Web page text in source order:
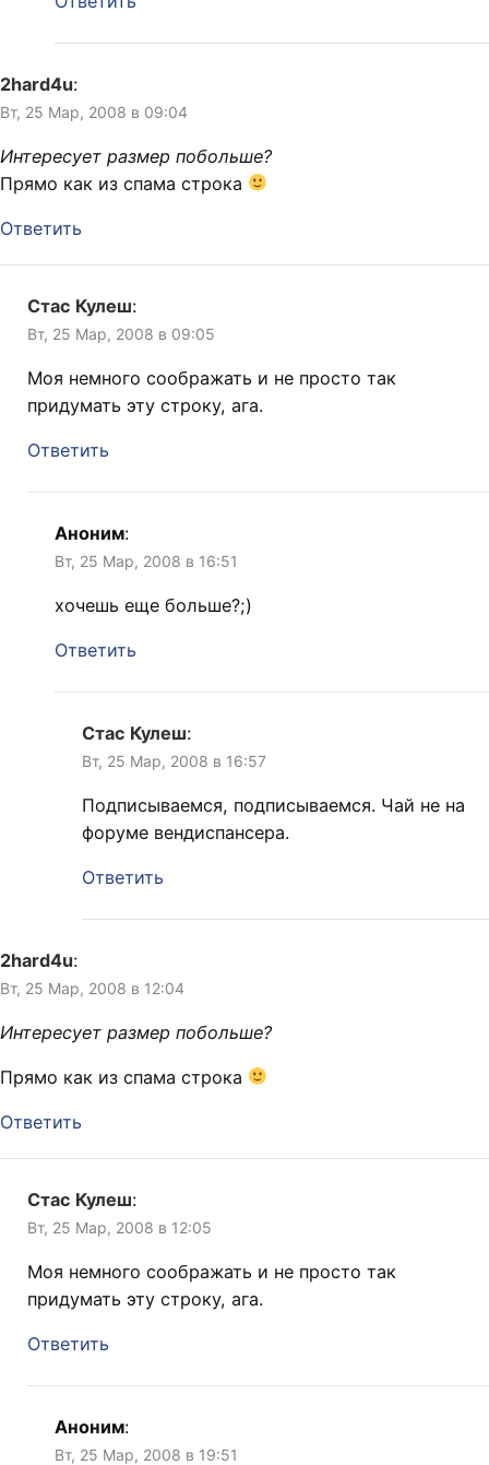
2hard4u:
Вт, 25 Мар, 2008 в 09:04
Интересует размер побольше?
Прямо как из спама строка
Ответить
Стас Кулеш:
Вт, 25 Мар, 2008 в 09:05
Моя немного соображать и не просто так
придумать эту строку, ага.
Ответить
Аноним:
Вт, 25 Мар, 2008 в 16:51
хочешь еще больше?;)
Ответить
Стас Кулеш:
Вт, 25 Мар, 2008 в 16:57
Подписываемся, подписываемся. Чай не на
форуме вендиспансера.
Ответить
2hard4u:
Вт, 25 Мар, 2008 в 12:04
Интересует размер побольше?
Прямо как из спама строка
Ответить
Стас Кулеш:
Вт, 25 Мар, 2008 в 12:05
Моя немного соображать и не просто так
придумать эту строку, ага.
Ответить
Аноним:
Вт, 25 Мар, 2008 в 19:51